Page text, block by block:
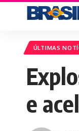
ÚLTIMAS
e